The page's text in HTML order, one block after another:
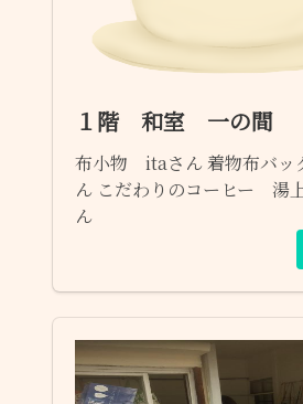
１階 和室 一の間
布小物 itaさん 着物布バ
ん こだわりのコーヒー 湯
ん